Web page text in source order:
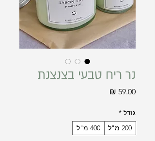
נר ריח טבעי בצנצנת
גודל *
200 מ"ל
400 מ"ל